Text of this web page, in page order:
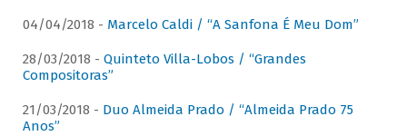
04/04/2018 - Marcelo Caldi / “A Sanfona É Meu Dom”
28/03/2018 - Quinteto Villa-Lobos / “Grandes
Compositoras”
21/03/2018 - Duo Almeida Prado / “Almeida Prado 75
Anos”